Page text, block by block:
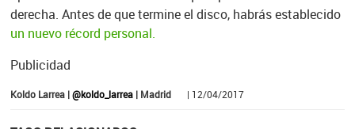
derecha. Antes de que termine el disco, habrás establecido
un nuevo récord personal.
Publicidad
Koldo Larrea |@koldo_larrea| Madrid | 12/04/2017